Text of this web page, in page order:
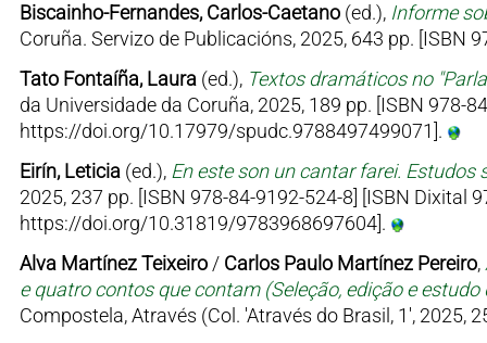
Biscainho-Fernandes, Carlos-Caetano(ed.), Informe
Coruña. Servizo de Publicacións, 2025, 643 pp.
Tato Fontaíña, Laura (ed.), Textos dramáticos no
da Universidade da Coruña, 2025, 189 pp. [ISBN 978-
https://doi.org/10.17979/spudc.9788497499071].
Eirín, Leticia (ed.), En este son un cantar farei.
2025, 237 pp. [ISBN 978-84-9192-524-8] [ISBN Dixital
https://doi.org/10.31819/9783968697604].
Alva Martínez Teixeiro/ Carlos Paulo Martínez Pereiro,
e quatro contos que contam (Seleção, edição e
Compostela, Através (Col. 'Através do Brasil, 1', 2025,